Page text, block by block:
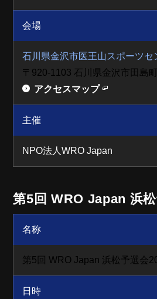
会場
石川県金沢市医王山スポーツセ
〒920-1103 石川県金沢市田島
アクセスマップ
主催
NPO法人WRO Japan
第5回 WRO Japan 浜
名称
第5回 WRO Japan 浜松予選会
日時